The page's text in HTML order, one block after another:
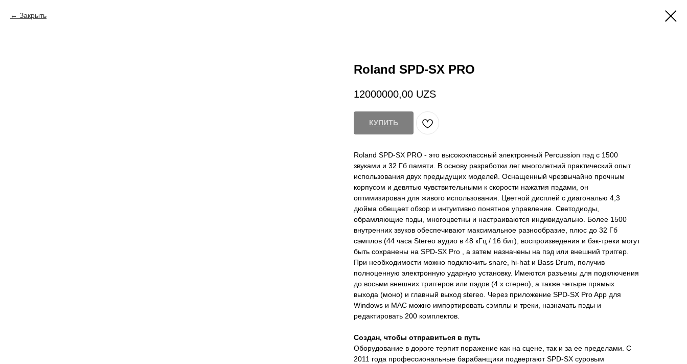
Закрыть
Roland SPD-SX PRO
12000000,00 UZS
КУПИТЬ
Roland SPD-SX PRO - это высококлассный электронный Percussion пэд с 1500
звуками и 32 Гб памяти. В основу разработки лег многолетний практический опыт
использования двух предыдущих моделей. Оснащенный чрезвычайно прочным
корпусом и девятью чувствительными к скорости нажатия пэдами, он
оптимизирован для живого использования. Цветной дисплей с диагональю 4,3
дюйма обещает обзор и интуитивно понятное управление. Светодиоды,
обрамляющие пэды, многоцветны и настраиваются индивидуально. Более 1500
внутренних звуков обеспечивают максимальное разнообразие, плюс до 32 Гб
сэмплов (44 часа Stereo аудио в 48 кГц / 16 бит), воспроизведения и бэк-треки могут
быть сохранены на SPD-SX Pro , а затем назначены на пэд или внешний триггер.
При необходимости можно подключить snare, hi-hat и Bass Drum, получив
полноценную электронную ударную установку. Имеются разъемы для подключения
до восьми внешних триггеров или пэдов (4 x стерео), а также четыре прямых
выхода (моно) и главный выход stereo. Через приложение SPD-SX Pro App для
Windows и MAC можно импортировать сэмплы и треки, назначать пэды и
редактировать 200 комплектов.
Создан, чтобы отправиться в путь
Оборудование в дороге терпит поражение как на сцене, так и за ее пределами. С
2011 года профессиональные барабанщики подвергают SPD-SX суровым